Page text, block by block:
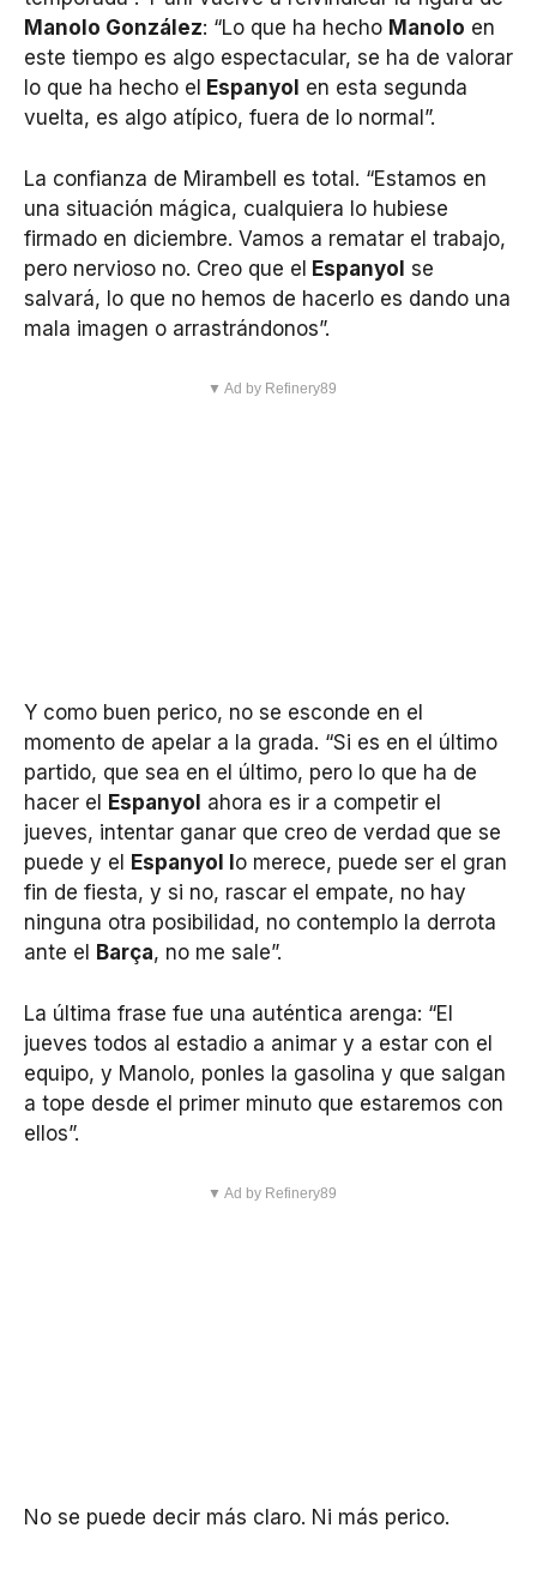
Manolo González: “Lo que ha hecho Manolo en
este tiempo es algo espectacular, se ha de valorar
lo que ha hecho el Espanyol en esta segunda
vuelta, es algo atípico, fuera de lo normal”.
La confianza de Mirambell es total. “Estamos en
una situación mágica, cualquiera lo hubiese
firmado en diciembre. Vamos a rematar el trabajo,
pero nervioso no. Creo que el Espanyol se
salvará, lo que no hemos de hacerlo es dando una
mala imagen o arrastrándonos”.
▼ Ad by Refinery89
Y como buen perico, no se esconde en el
momento de apelar a la grada. “Si es en el último
partido, que sea en el último, pero lo que ha de
hacer el
Espanyol ahora es ir a competir el
jueves, intentar ganar que creo de verdad que se
puede y el
Espanyol l o merece, puede ser el gran
fin de fiesta, y si no, rascar el empate, no hay
ninguna otra posibilidad, no contemplo la derrota
ante el
Barça, no me sale”.
La última frase fue una auténtica arenga: “El
jueves todos al estadio a animar y a estar con el
equipo, y Manolo, ponles la gasolina y que salgan
a tope desde el primer minuto que estaremos con
ellos”.
▼ Ad by Refinery89
No se puede decir más claro. Ni más perico.